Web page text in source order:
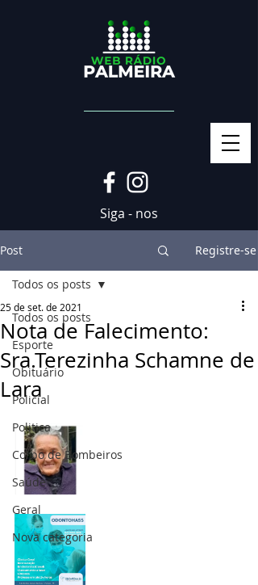
Siga - nos
Post Registre-se
Todos os posts
Esporte
Obituário
Policial
Politica
Corpo de Bombeiros
Saúde
Geral
Nova categoria
Todos os posts
Nota de Falecimento:
Sra.Terezinha Schamne de
Lara
25 de set. de 2021